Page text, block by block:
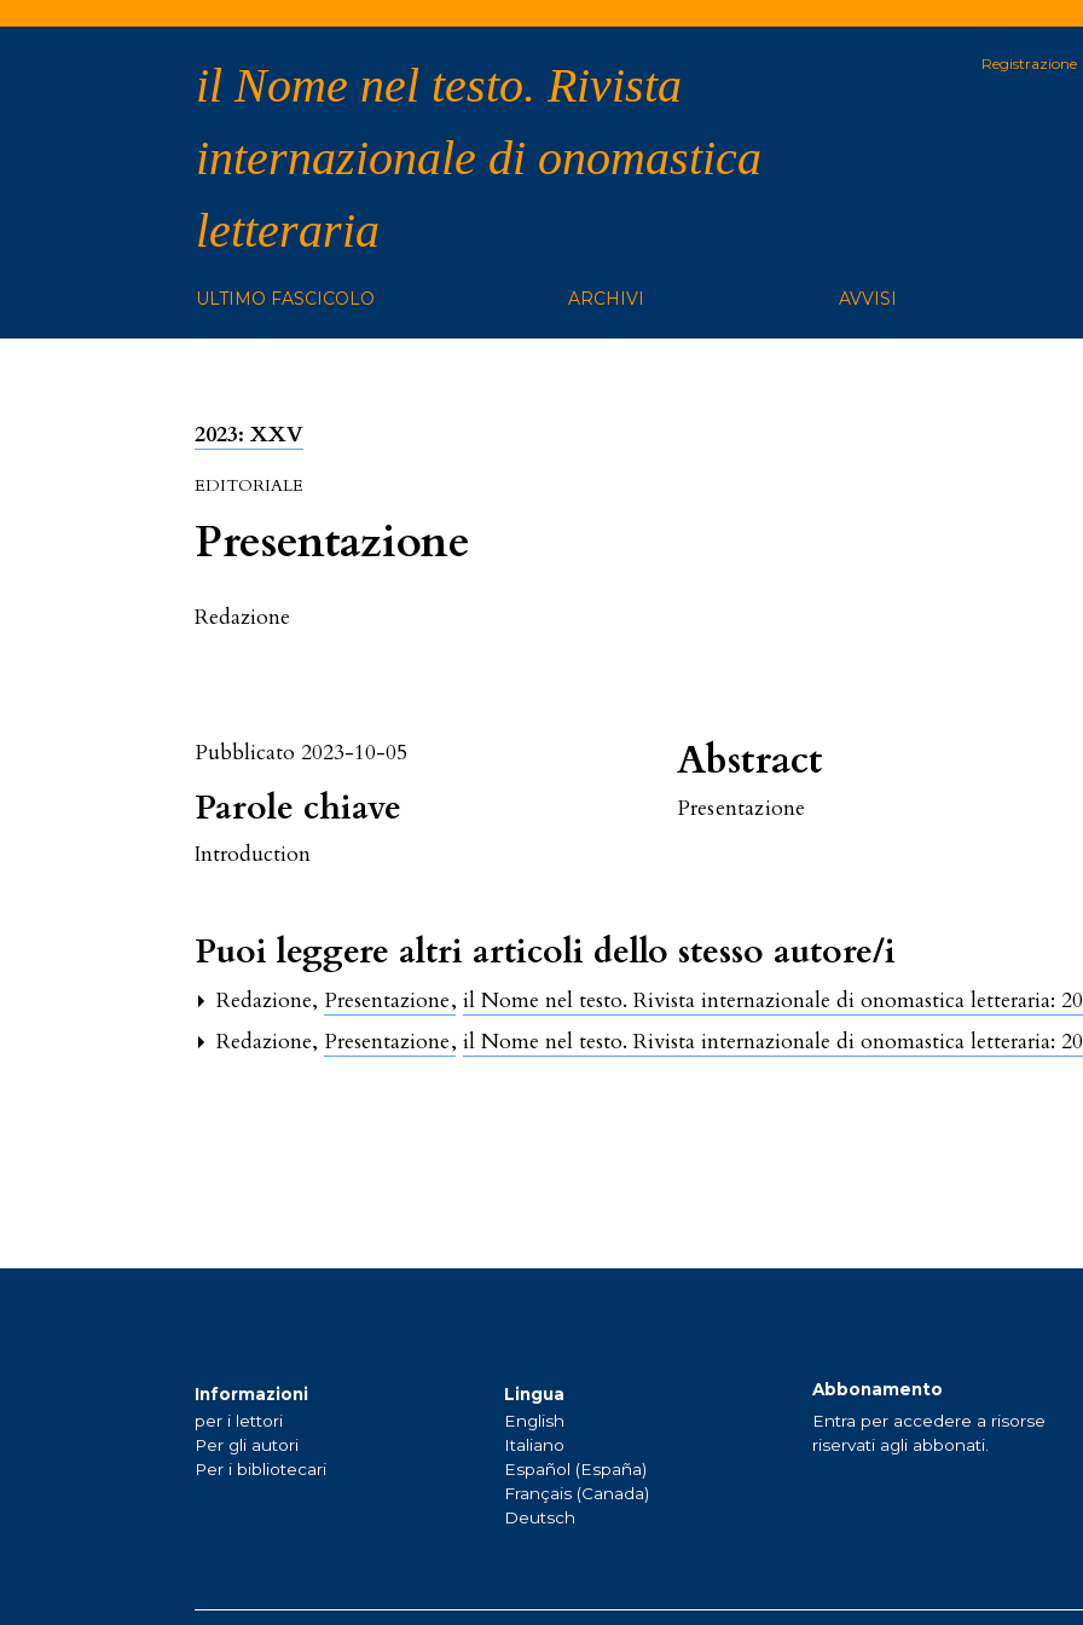
il Nome nel testo. Rivista
internazionale di onomastica
letteraria
Registrazione
ULTIMO FASCICOLO ARCHIVI AVVISI
2023: XXV
EDITORIALE
Presentazione
Redazione
Pubblicato 2023-10-05
Parole chiave
Introduction
Abstract
Presentazione
Puoi leggere altri articoli dello stesso autore/i
Redazione, Presentazione,il Nome nel testo. Rivista internazionale di onomastica letteraria:
Redazione, Presentazione,il Nome nel testo. Rivista internazionale di onomastica letteraria:
Informazioni
per i lettori
Per gli autori
Per i bibliotecari
Lingua
English
Italiano
Español (España)
Français (Canada)
Deutsch
Abbonamento
Entra per accedere a risorse
riservati agli abbonati.